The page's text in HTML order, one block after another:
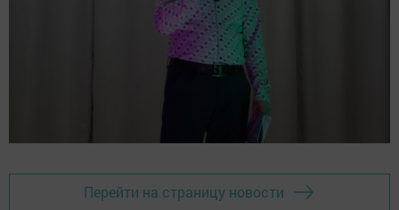
Перейти на страницу новости